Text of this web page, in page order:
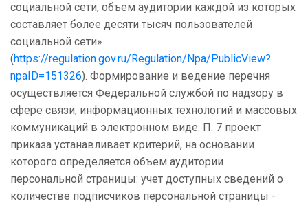
социальной сети, объем аудитории каждой из которых
составляет более десяти тысяч пользователей
социальной сети»
(https://regulation.gov.ru/Regulation/Npa/PublicView?
npaID=151326). Формирование и ведение перечня
осуществляется Федеральной службой по надзору в
сфере связи, информационных технологий и массовых
коммуникаций в электронном виде. П. 7 проект
приказа устанавливает критерий, на основании
которого определяется объем аудитории
персональной страницы: учет доступных сведений о
количестве подписчиков персональной страницы -